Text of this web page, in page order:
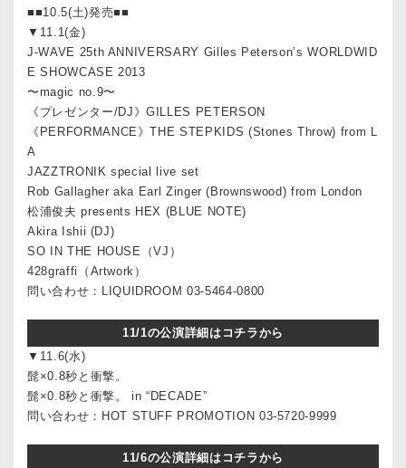
■■10.5(土)発売■■
▼11.1(金)
J-WAVE 25th ANNIVERSARY Gilles Peterson’s WORLDWID
E SHOWCASE 2013
〜magic no.9〜
《プレゼンター/DJ》GILLES PETERSON
《PERFORMANCE》THE STEPKIDS (Stones Throw) from L
A
JAZZTRONIK special live set
Rob Gallagher aka Earl Zinger (Brownswood) from London
松浦俊夫 presents HEX (BLUE NOTE)
Akira Ishii (DJ)
SO IN THE HOUSE（VJ）
428graffi（Artwork）
問い合わせ：LIQUIDROOM 03-5464-0800
11/1の公演詳細はコチラから
▼11.6(水)
髭×0.8秒と衝撃。
髭×0.8秒と衝撃。 in “DECADE”
問い合わせ：HOT STUFF PROMOTION 03-5720-9999
11/6の公演詳細はコチラから